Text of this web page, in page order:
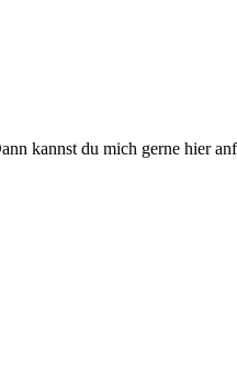
kannst du mich gerne hier